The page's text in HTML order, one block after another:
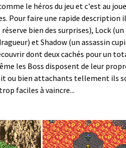
le héros du jeu et c'est au
Pour faire une rapide description
bien des surprises), Lock (un
et Shadow (un assassin
dont deux cachés pour un
les Boss disposent de leur
ou bien attachants tellement ils
faciles à vaincre...